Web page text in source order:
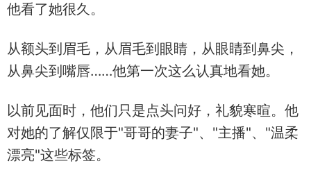
他看了她很久。
从额头到眉毛，从眉毛到眼睛，从眼睛到鼻尖，
从鼻尖到嘴唇……他第一次这么认真地看她。
以前见面时，他们只是点头问好，礼貌寒暄。他
对她的了解仅限于"哥哥的妻子"、"主播"、"温柔
漂亮"这些标签。